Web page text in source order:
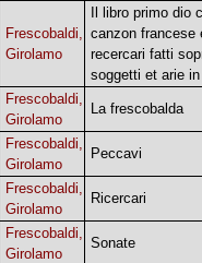
Frescobaldi,
Girolamo
Il libro primo dio
canzon francese
recercari fatti
soggetti et arie
Frescobaldi,
Girolamo
La frescobalda
Frescobaldi,
Girolamo
Peccavi
Frescobaldi,
Girolamo
Ricercari
Frescobaldi,
Girolamo
Sonate